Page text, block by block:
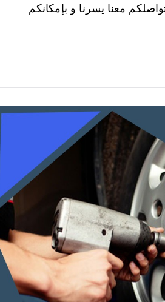
معنا يسرنا و بإمكانكم